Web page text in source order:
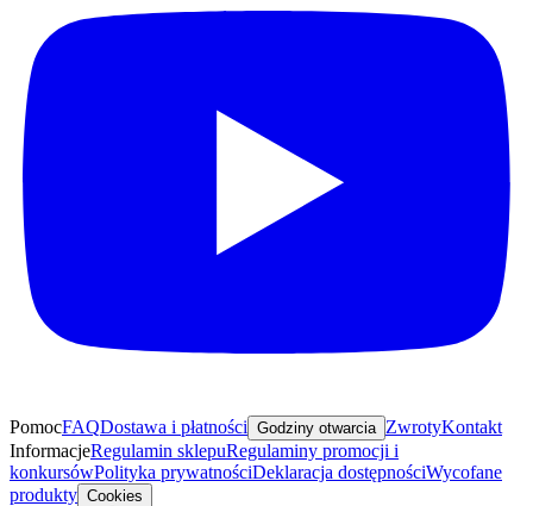
PomocFAQDostawa i płatności Godziny otwarcia ZwrotyKontakt
InformacjeRegulamin sklepuRegulaminy promocji i
konkursówPolityka prywatnościDeklaracja dostępnościWycofane
produkty Cookies